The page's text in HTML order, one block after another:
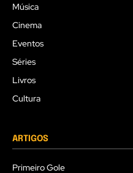
Música
Cinema
Eventos
Séries
Livros
Cultura
ARTIGOS
Primeiro Gole